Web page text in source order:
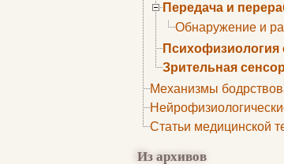
Передача и
Обнаружение и
Психофизиология
Зрительная
Механизмы
Статьи медицинской
Из архивов